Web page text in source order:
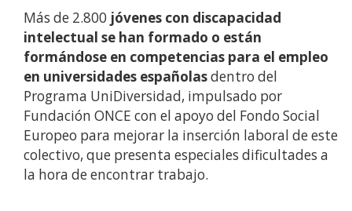
Más de 2.800 jóvenes con discapacidad
intelectual se han formado o están
formándose en competencias para el empleo
en universidades españolasdentro del
Programa UniDiversidad, impulsado por
Fundación ONCE con el apoyo del Fondo Social
Europeo para mejorar la inserción laboral de este
colectivo, que presenta especiales dificultades a
la hora de encontrar trabajo.